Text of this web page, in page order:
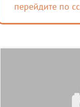
перейдите по